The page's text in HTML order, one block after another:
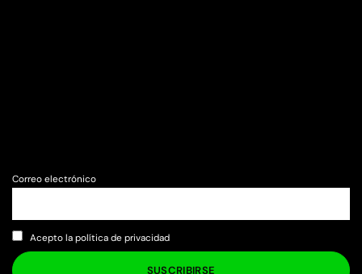
Correo electrónico
Acepto la política de privacidad